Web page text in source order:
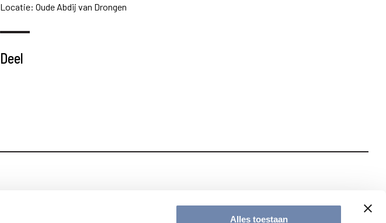
Alles toestaan
Locatie: Oude Abdij van Drongen
Deel
Blijf op de hoogte met onze nieuwsbrief